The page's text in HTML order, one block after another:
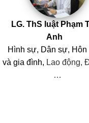
LG. ThS luật Phạm
Anh
Hình sự, Dân sự, Hôn
và gia đình, Lao động,
…